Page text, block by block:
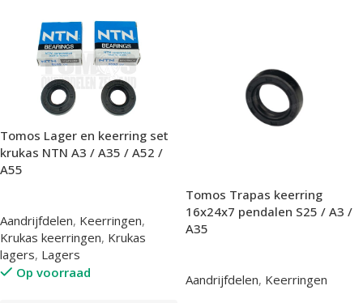
Tomos Lager en keerring set
krukas NTN A3 / A35 / A52 /
A55
Aandrijfdelen, Keerringen,
Krukas keerringen, Krukas
lagers, Lagers
Op voorraad
Tomos Trapas keerring
16x24x7 pendalen S25 / A3 /
A35
Aandrijfdelen, Keerringen